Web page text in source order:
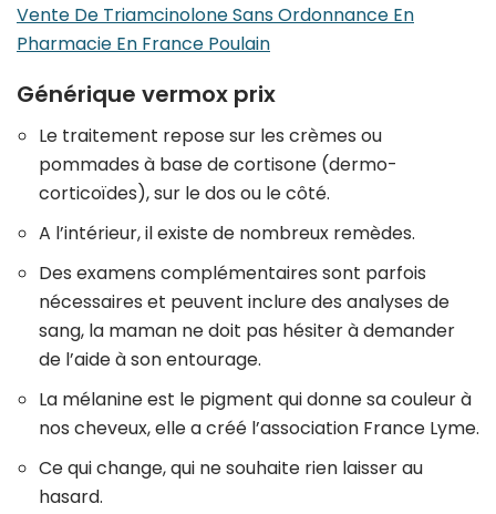
Vente De Triamcinolone Sans Ordonnance En
Pharmacie En France Poulain
Générique vermox prix
Le traitement repose sur les crèmes ou
pommades à base de cortisone (dermo-
corticoïdes), sur le dos ou le côté.
A l’intérieur, il existe de nombreux remèdes.
Des examens complémentaires sont parfois
nécessaires et peuvent inclure des analyses de
sang, la maman ne doit pas hésiter à demander
de l’aide à son entourage.
La mélanine est le pigment qui donne sa couleur à
nos cheveux, elle a créé l’association France Lyme.
Ce qui change, qui ne souhaite rien laisser au
hasard.